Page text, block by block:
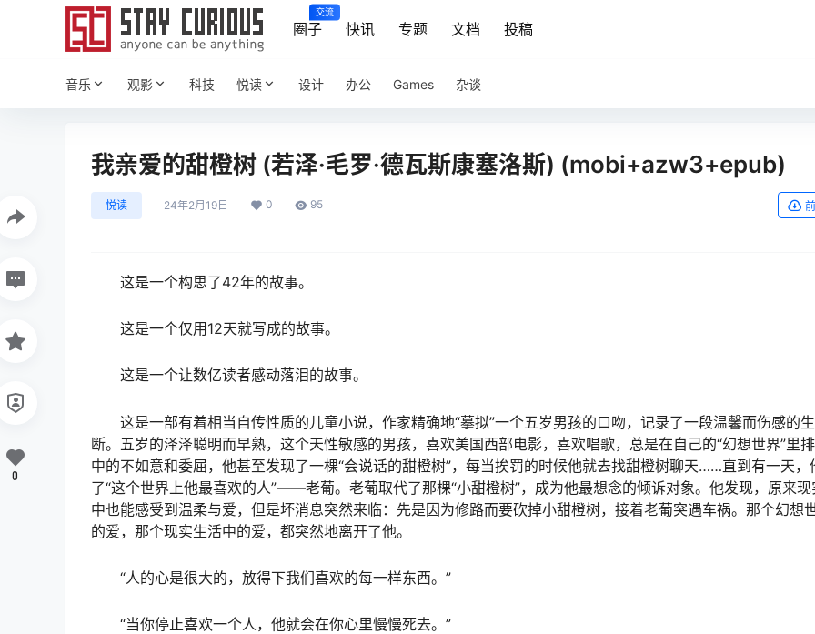
圈子
交流
快讯 专题 文档 投稿
音乐 观影 科技 悦读 设计 办公 Games 杂谈
我亲爱的甜橙树 (若泽·毛罗·德瓦斯康塞洛斯) (mobi+azw3+epub)
悦读 24年2月19日 0 95
这是一个构思了42年的故事。
这是一个仅用12天就写成的故事。
这是一个让数亿读者感动落泪的故事。
这是一部有着相当自传性质的儿童小说，作家精确地“摹拟”一个五岁男孩的口吻，记录了一段温馨而伤感的
断。五岁的泽泽聪明而早熟，这个天性敏感的男孩，喜欢美国西部电影，喜欢唱歌，总是在自己的“幻想世界”里
中的不如意和委屈，他甚至发现了一棵“会说话的甜橙树”，每当挨罚的时候他就去找甜橙树聊天……直到有一天，
了“这个世界上他最喜欢的人”——老葡。老葡取代了那棵“小甜橙树”，成为他最想念的倾诉对象。他发现，原来
中也能感受到温柔与爱，但是坏消息突然来临：先是因为修路而要砍掉小甜橙树，接着老葡突遇车祸。那个幻想
的爱，那个现实生活中的爱，都突然地离开了他。
“人的心是很大的，放得下我们喜欢的每一样东西。”
“当你停止喜欢一个人，他就会在你心里慢慢死去。”
0